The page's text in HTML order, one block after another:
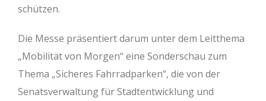
schützen.
Die Messe präsentiert darum unter dem Leitthema
„Mobilität von Morgen“ eine Sonderschau zum
Thema „Sicheres Fahrradparken“, die von der
Senatsverwaltung für Stadtentwicklung und